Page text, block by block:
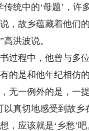
中的‘母题’，许
，故乡蕴藏着他们
洪波说。
程中，他曾与多
的是和他年纪相仿
无一例外的是，一
真切地感受到故乡
，应该就是‘乡愁’